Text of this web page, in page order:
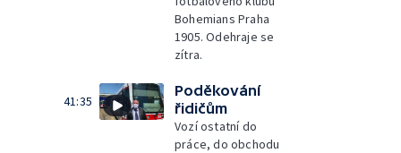
Bohemians Praha
1905. Odehraje se
zítra.
41:35
Poděkování
řidičům
Vozí ostatní do
práce, do obchodu